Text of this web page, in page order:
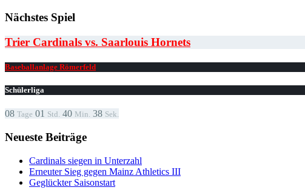
Nächstes Spiel
Trier Cardinals vs. Saarlouis Hornets
Baseballanlage Römerfeld
Schülerliga
08 Tage 01 Std. 40 Min. 38 Sek.
Neueste Beiträge
Cardinals siegen in Unterzahl
Erneuter Sieg gegen Mainz Athletics III
Geglückter Saisonstart